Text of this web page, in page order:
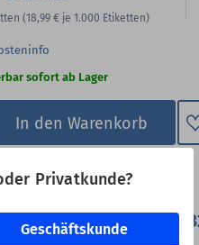
Privatkunde?
Geschäftskunde
(18,99 € je 1.000 Etiketten)
sofort ab Lager
In den Warenkorb
Prüfplakette, 2027-